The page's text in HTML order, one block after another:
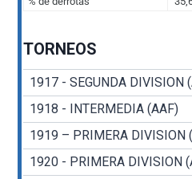
TORNEOS
1917 - SEGUNDA DIVISION
1918 - INTERMEDIA (AAF)
1919 – PRIMERA DIVISION
1920 - PRIMERA DIVISION